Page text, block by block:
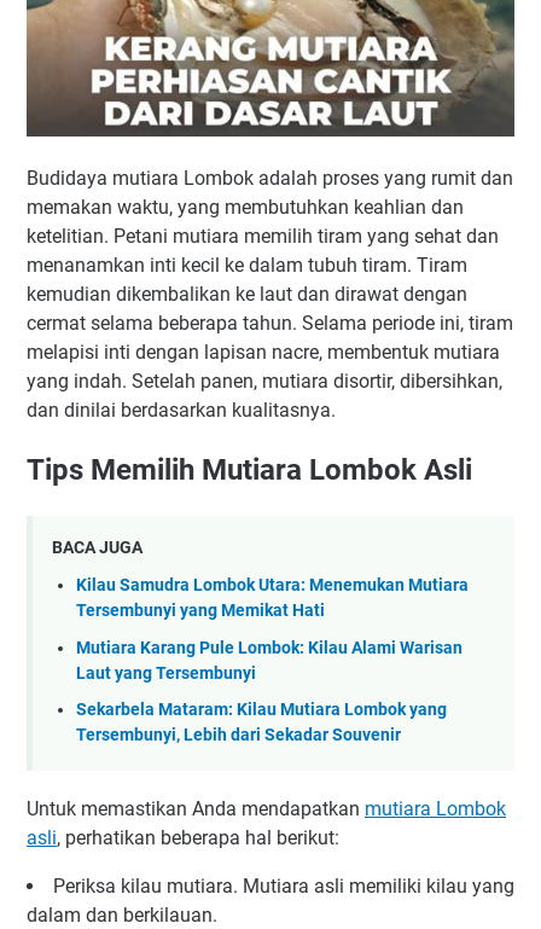
Budidaya mutiara Lombok adalah proses yang rumit dan
memakan waktu, yang membutuhkan keahlian dan
ketelitian. Petani mutiara memilih tiram yang sehat dan
menanamkan inti kecil ke dalam tubuh tiram. Tiram
kemudian dikembalikan ke laut dan dirawat dengan
cermat selama beberapa tahun. Selama periode ini, tiram
melapisi inti dengan lapisan nacre, membentuk mutiara
yang indah. Setelah panen, mutiara disortir, dibersihkan,
dan dinilai berdasarkan kualitasnya.
Tips Memilih Mutiara Lombok Asli
BACA JUGA
Kilau Samudra Lombok Utara: Menemukan Mutiara
Tersembunyi yang Memikat Hati
Mutiara Karang Pule Lombok: Kilau Alami Warisan
Laut yang Tersembunyi
Sekarbela Mataram: Kilau Mutiara Lombok yang
Tersembunyi, Lebih dari Sekadar Souvenir
Untuk memastikan Anda mendapatkan mutiara Lombok
asli, perhatikan beberapa hal berikut:
Periksa kilau mutiara. Mutiara asli memiliki kilau yang
dalam dan berkilauan.